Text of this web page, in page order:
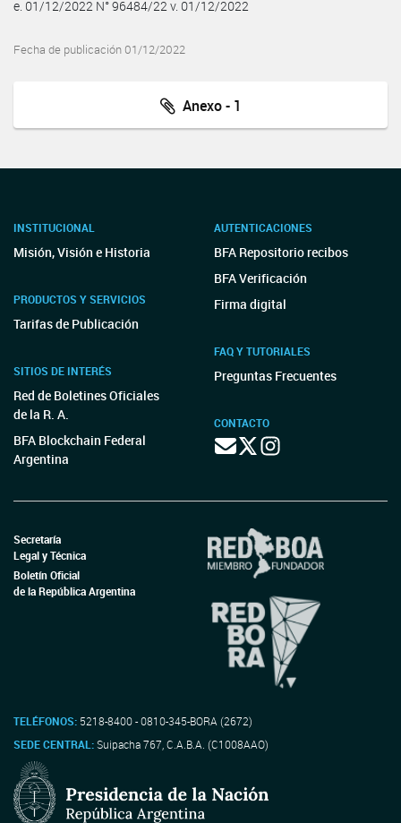
e. 01/12/2022 N° 96484/22 v. 01/12/2022
Fecha de publicación 01/12/2022
Anexo - 1
INSTITUCIONAL
Misión, Visión e Historia
PRODUCTOS Y SERVICIOS
Tarifas de Publicación
SITIOS DE INTERÉS
Red de Boletines Oficiales
de la R. A.
BFA Blockchain Federal
Argentina
AUTENTICACIONES
BFA Repositorio recibos
BFA Verificación
Firma digital
FAQ Y TUTORIALES
Preguntas Frecuentes
CONTACTO
Secretaría
Legal y Técnica
Boletín Oficial
de la República Argentina
TELÉFONOS: 5218-8400 - 0810-345-BORA (2672)
SEDE CENTRAL:Suipacha 767, C.A.B.A. (C1008AAO)